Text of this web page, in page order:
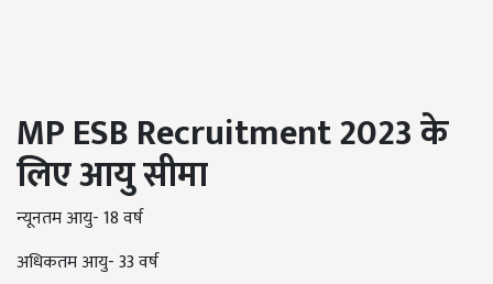
MP ESB Recruitment 2023के
लिए आयु सीमा
न्यूनतम आयु- 18 वर्ष
अधिकतम आयु- 33 वर्ष